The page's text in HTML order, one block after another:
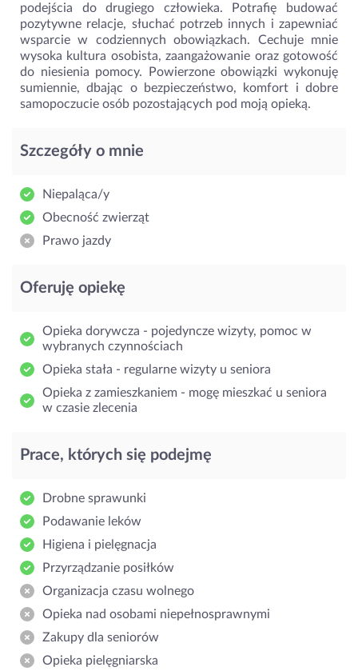
podejścia do drugiego człowieka. Potrafię budować
pozytywne relacje, słuchać potrzeb innych i zapewniać
wsparcie w codziennych obowiązkach. Cechuje mnie
wysoka kultura osobista, zaangażowanie oraz gotowość
do niesienia pomocy. Powierzone obowiązki wykonuję
sumiennie, dbając o bezpieczeństwo, komfort i dobre
samopoczucie osób pozostających pod moją opieką.
Szczegóły o mnie
Niepaląca/y
Obecność zwierząt
Prawo jazdy
Oferuję opiekę
Opieka dorywcza - pojedyncze wizyty, pomoc w
wybranych czynnościach
Opieka stała - regularne wizyty u seniora
Opieka z zamieszkaniem - mogę mieszkać u seniora
w czasie zlecenia
Prace, których się podejmę
Drobne sprawunki
Podawanie leków
Higiena i pielęgnacja
Przyrządzanie posiłków
Organizacja czasu wolnego
Opieka nad osobami niepełnosprawnymi
Zakupy dla seniorów
Opieka pielęgniarska